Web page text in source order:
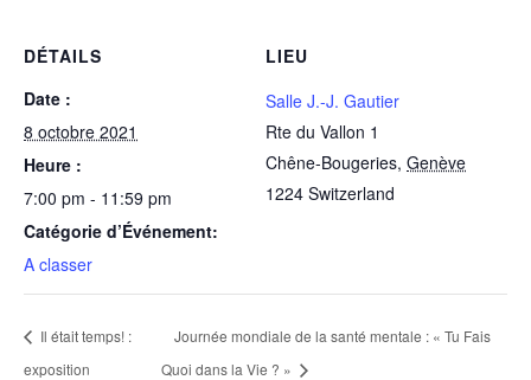
DÉTAILS
Date :
8 octobre 2021
Heure :
7:00 pm - 11:59 pm
Catégorie d’Événement:
A classer
LIEU
Salle J.-J. Gautier
Rte du Vallon 1
Chêne-Bougeries, Genève
1224 Switzerland
Il était temps! :
exposition
Journée mondiale de la santé mentale : « Tu Fais
Quoi dans la Vie ? »